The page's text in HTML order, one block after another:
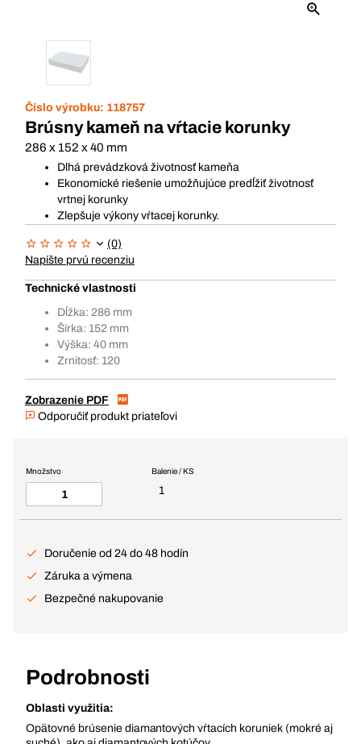
Číslo výrobku: 118757
Brúsny kameň na vŕtacie korunky
286 x 152 x 40 mm
Dlhá prevádzková životnosť kameňa
Ekonomické riešenie umožňujúce predĺžiť životnosť
vrtnej korunky
Zlepšuje výkony vŕtacej korunky.
(0)
Napíšte prvú recenziu
Technické vlastnosti
Dĺžka: 286 mm
Šírka: 152 mm
Výška: 40 mm
Zrnitosť: 120
Zobrazenie PDF
Odporučiť produkt priateľovi
Balenie / KS
1
Množstvo
Doručenie od 24 do 48 hodín
Záruka a výmena
Bezpečné nakupovanie
Podrobnosti
Oblasti využitia:
Opätovné brúsenie diamantových vŕtacích koruniek (mokré aj